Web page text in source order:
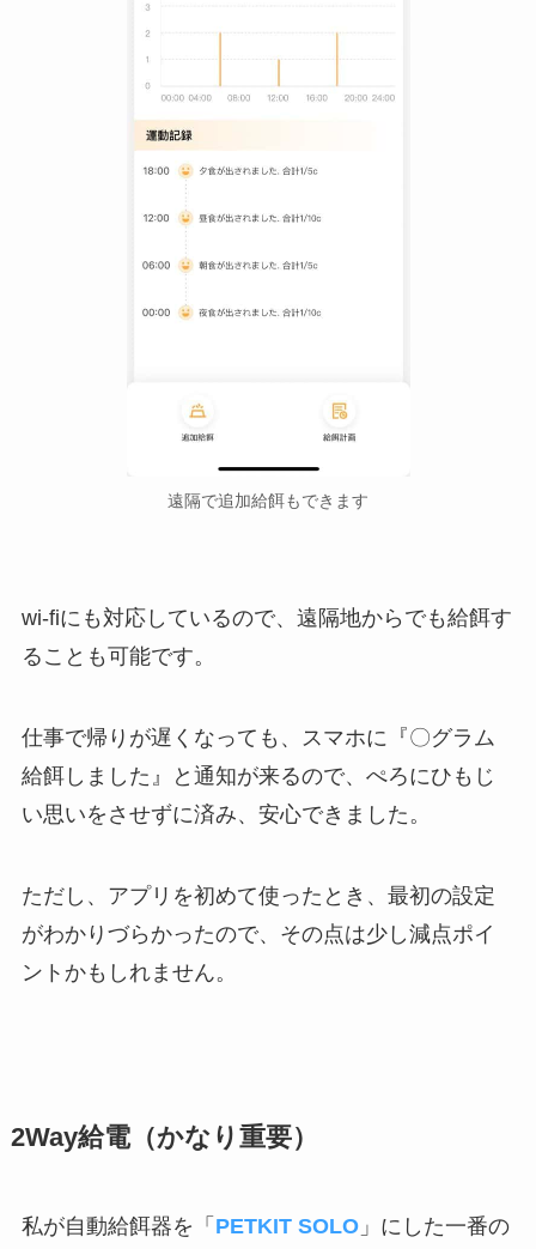
遠隔で追加給餌もできます
wi-fiにも対応しているので、遠隔地からでも給餌す
ることも可能です。
仕事で帰りが遅くなっても、スマホに『〇グラム
給餌しました』と通知が来るので、ぺろにひもじ
い思いをさせずに済み、安心できました。
ただし、アプリを初めて使ったとき、最初の設定
がわかりづらかったので、その点は少し減点ポイ
ントかもしれません。
2Way給電（かなり重要）
私が自動給餌器を「 PETKIT SOLO」にした一番の